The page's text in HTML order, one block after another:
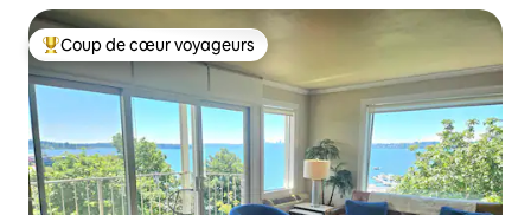
Coups de cœur voyageurs les plus appréciés
Coup de cœur voyageurs